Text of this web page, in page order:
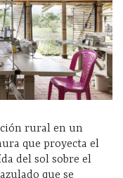
rural en un
que proyecta el
del sol sobre el
que se